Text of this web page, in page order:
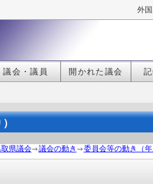
外
議会・議員 開かれた議会
県議会 議会の動き 委員会等の動き（年